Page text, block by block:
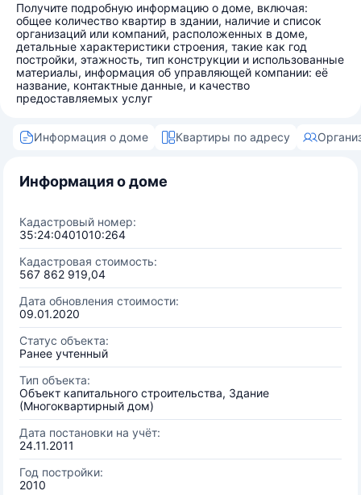
Получите подробную информацию о доме, включая:
общее количество квартир в здании, наличие и список
организаций или компаний, расположенных в доме,
детальные характеристики строения, такие как год
постройки, этажность, тип конструкции и использованные
материалы, информация об управляющей компании: её
название, контактные данные, и качество
предоставляемых услуг
Информация о доме Квартиры по адресу
Информация о доме
Кадастровый номер:
35:24:0401010:264
Кадастровая стоимость:
567 862 919,04
Дата обновления стоимости:
09.01.2020
Статус объекта:
Ранее учтенный
Тип объекта:
Объект капитального строительства, Здание
(Многоквартирный дом)
Дата постановки на учёт:
24.11.2011
Год постройки:
2010